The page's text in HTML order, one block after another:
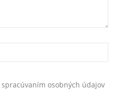
spracúvaním osobných údajov